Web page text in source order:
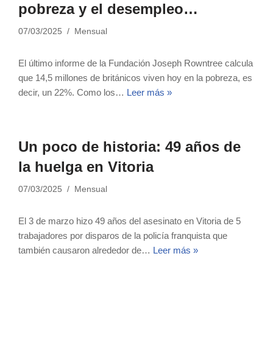
pobreza y el desempleo…
07/03/2025 Mensual
El último informe de la Fundación Joseph Rowntree calcula
que 14,5 millones de británicos viven hoy en la pobreza, es
decir, un 22%. Como los… Leer más »
Un poco de historia: 49 años de
la huelga en Vitoria
07/03/2025 Mensual
El 3 de marzo hizo 49 años del asesinato en Vitoria de 5
trabajadores por disparos de la policía franquista que
también causaron alrededor de… Leer más »